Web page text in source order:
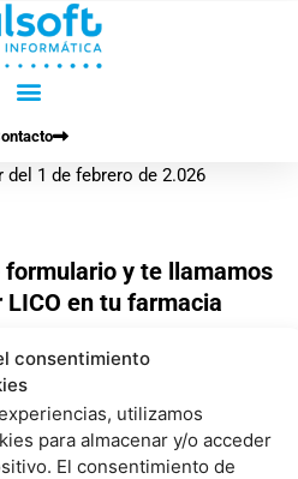
consentimiento
utilizamos
para almacenar y/o acceder
El consentimiento de
1 de febrero de 2.026
y te llamamos
en tu farmacia